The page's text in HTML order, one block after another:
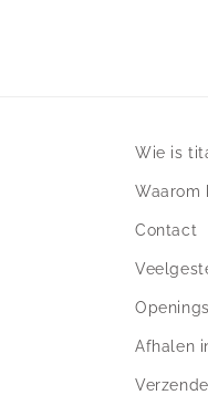
Wie is
Waarom
Contact
Afhalen